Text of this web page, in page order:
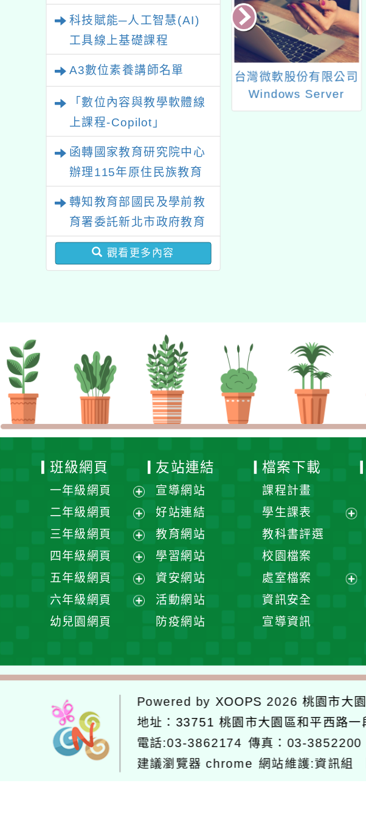
科技賦能─人工智慧(AI)
工具線上基礎課程
A3數位素養講師名單
「數位內容與教學軟體線
上課程-Copilot」
函轉國家教育研究院中心
辦理115年原住民族教育
育國際趨勢與發展」
轉知教育部國民及學前教
育署委託新北市政府教育
局辦理「115年度教師專
業成長研習實施計畫－夢
觀看更多內容
年「語文競
生客語情境式
期培訓營」
台灣微軟股份有限公司
Windows Server
2012、SQL Server
2014、Office 2016與
Office 2019、
Windows 10等上述5
件產品終止支援
「科普創e
Go(夠)！」
班級網頁
一年級網頁
展
開
選
單
二年級網頁
展
開
選
單
三年級網頁
展
開
選
單
四年級網頁
展
開
選
五年級網頁
展
開
六年級網頁
單
幼兒園網頁
友站連結
宣導網站
好站連結
教育網站
學習網站
資安網站
活動網站
防疫網站
檔案下載
課程計畫
學生課表
單
教科書評選
校園檔案
處室檔案
資訊安全
宣導資訊
Powered by XOOPS 2026桃園市大
地址： 33751 桃園市大園區和平西路一
電話:03-3862174 傳真：03-3852200
建議瀏覽器 chrome 網站維護:資訊組